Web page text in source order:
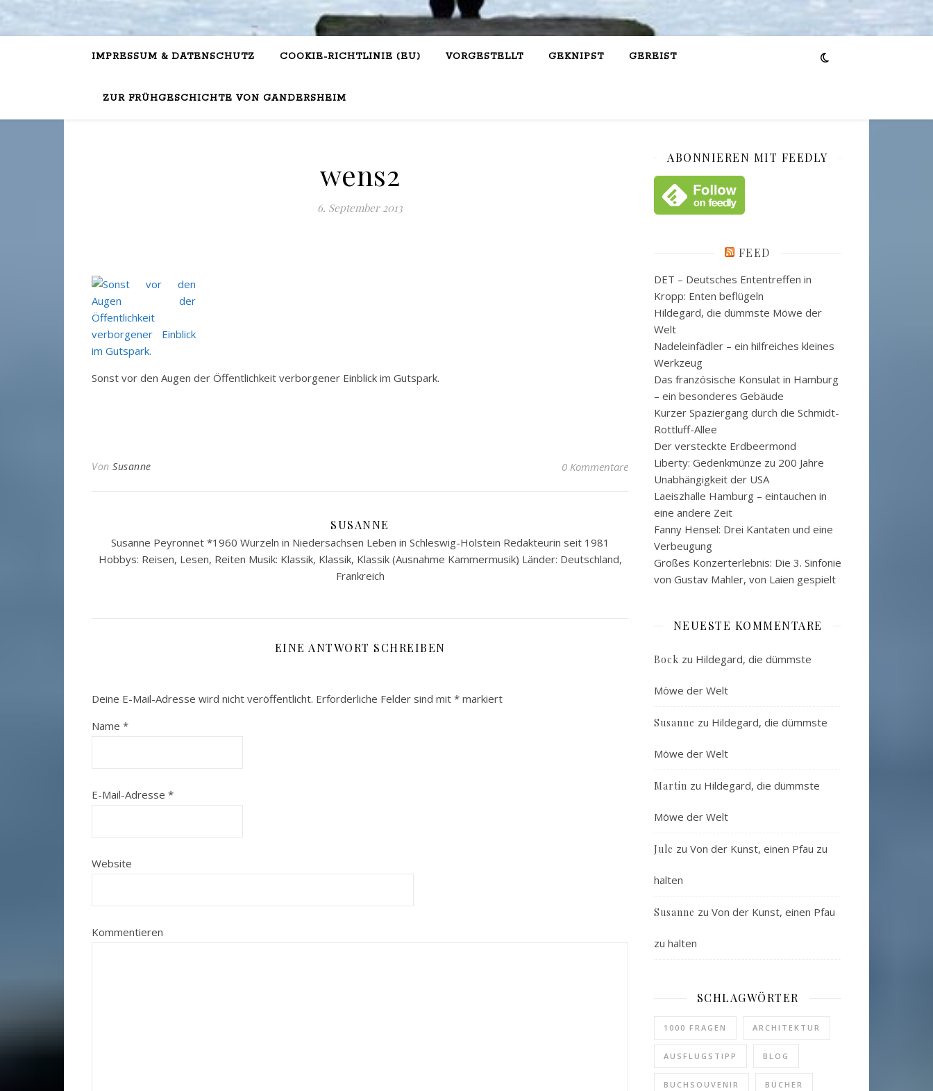
IMPRESSUM & DATENSCHUTZ COOKIE-RICHTLINIE (EU) VORGESTELLT GEKNIPST GEREIST
ZUR FRÜHGESCHICHTE VON GANDERSHEIM
wens2
6. September 2013
Sonst vor den Augen der Öffentlichkeit verborgener Einblick im Gutspark.
Von Susanne 0 Kommentare
SUSANNE
Susanne Peyronnet *1960 Wurzeln in Niedersachsen Leben in Schleswig-Holstein Redakteurin seit 1981
Hobbys: Reisen, Lesen, Reiten Musik: Klassik, Klassik, Klassik (Ausnahme Kammermusik) Länder: Deutschland,
Frankreich
EINE ANTWORT SCHREIBEN
Deine E-Mail-Adresse wird nicht veröffentlicht. Erforderliche Felder sind mit * markiert
Name *
E-Mail-Adresse *
Website
Kommentieren
ABONNIEREN MIT FEEDLY
FEED
DET – Deutsches Ententreffen in
Kropp: Enten beflügeln
Hildegard, die dümmste Möwe der
Welt
Nadeleinfädler – ein hilfreiches kleines
Werkzeug
Das französische Konsulat in Hamburg
– ein besonderes Gebäude
Kurzer Spaziergang durch die Schmidt-
Rottluff-Allee
Der versteckte Erdbeermond
Liberty: Gedenkmünze zu 200 Jahre
Unabhängigkeit der USA
Laeiszhalle Hamburg – eintauchen in
eine andere Zeit
Fanny Hensel: Drei Kantaten und eine
Verbeugung
Großes Konzerterlebnis: Die 3. Sinfonie
von Gustav Mahler, von Laien gespielt
NEUESTE KOMMENTARE
Bock zu Hildegard, die dümmste
Möwe der Welt
Susanne zu Hildegard, die dümmste
Möwe der Welt
Martin zu Hildegard, die dümmste
Möwe der Welt
Jule zu Von der Kunst, einen Pfau zu
halten
Susanne zu Von der Kunst, einen Pfau
zu halten
SCHLAGWÖRTER
1000 FRAGEN ARCHITEKTUR
AUSFLUGSTIPP BLOG
BUCHSOUVENIR BÜCHER